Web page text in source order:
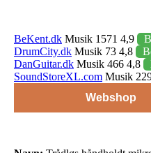
BeKent.dk Musik 1571 4,9
DrumCity.dk Musik 73 4,8
DanGuitar.dk Musik 466 4,8
SoundStoreXL.com Musik
Webshop